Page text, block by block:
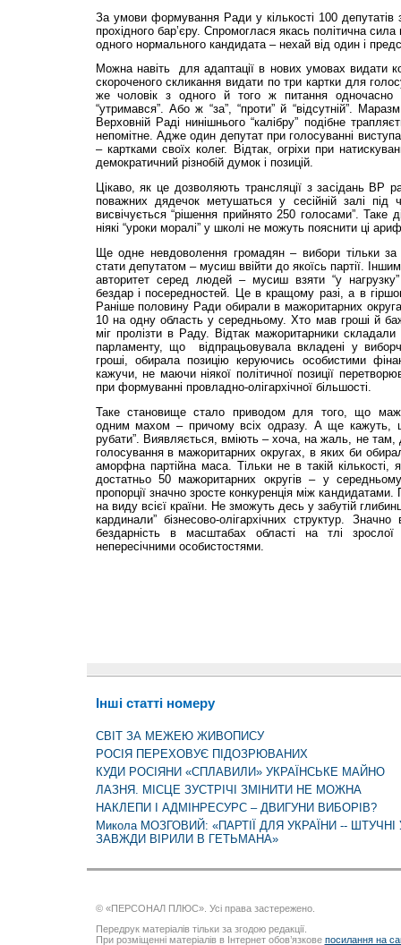
За умови формування Ради у кількості 100 депутатів
прохідного бар’єру. Спромоглася якась політична
одного нормального кандидата – нехай від один і
Можна навіть для адаптації в нових умовах видати
скороченого скликання видати по три картки для
же чоловік з одного й того ж питання одночасно
“утримався”. Або ж “за”, “проти” й “відсутній”.
Верховній Раді нинішнього “калібру” подібне
непомітне. Адже один депутат при голосуванні
– картками своїх колег. Відтак, огріхи при
демократичний різнобій думок і позицій.
Цікаво, як це дозволяють трансляції з засідань ВР
поважних дядечок метушаться у сесійній залі
висвічується “рішення прийнято 250 голосами”. Таке
ніякі “уроки моралі” у школі не можуть пояснити ці
Ще одне невдоволення громадян – вибори тільки
стати депутатом – мусиш ввійти до якоїсь партії.
авторитет серед людей – мусиш взяти “у нагрузку”
бездар і посередностей. Це в кращому разі, а в
Раніше половину Ради обирали в мажоритарних
10 на одну область у середньому. Хто мав гроші й
міг пролізти в Раду. Відтак мажоритарники
парламенту, що відпрацьовувала вкладені у
гроші, обирала позицію керуючись особистими
кажучи, не маючи ніякої політичної позиції
при формуванні провладно-олігархічної більшості.
Таке становище стало приводом для того, що
одним махом – причому всіх одразу. А ще кажуть,
рубати”. Виявляється, вміють – хоча, на жаль, не
голосування в мажоритарних округах, в яких би
аморфна партійна маса. Тільки не в такій кількості,
достатньо 50 мажоритарних округів – у
пропорції значно зросте конкуренція між кандидатами.
на виду всієї країни. Не зможуть десь у забутій
кардинали” бізнесово-олігархічних структур.
бездарність в масштабах області на тлі
непересічними особистостями.
Інші статті номеру
СВІТ ЗА МЕЖЕЮ ЖИВОПИСУ
РОСІЯ ПЕРЕХОВУЄ ПІДОЗРЮВАНИХ
КУДИ РОСІЯНИ «СПЛАВИЛИ» УКРАЇНСЬКЕ МАЙНО
ЛАЗНЯ. МІСЦЕ ЗУСТРІЧІ ЗМІНИТИ НЕ МОЖНА
НАКЛЕПИ І АДМІНРЕСУРС – ДВИГУНИ ВИБОРІВ?
Микола МОЗГОВИЙ: «ПАРТІЇ ДЛЯ УКРАЇНИ --
ЗАВЖДИ ВІРИЛИ В ГЕТЬМАНА»
© «ПЕРСОНАЛ ПЛЮС». Усі права застережено.
Передрук матеріалів тільки за згодою редакції.
При розміщенні матеріалів в Інтернет обов’язкове посилання на